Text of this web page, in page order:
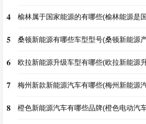
4 榆林属于国家能源的有哪些(榆林能源是
5 桑顿新能源有哪些车型型号(桑顿新能源
6 欧拉新能源升级车型有哪些(欧拉新能源
7 梅州新款新能源汽车有哪些(梅州新能源
8 橙色新能源汽车有哪些品牌(橙色电动汽